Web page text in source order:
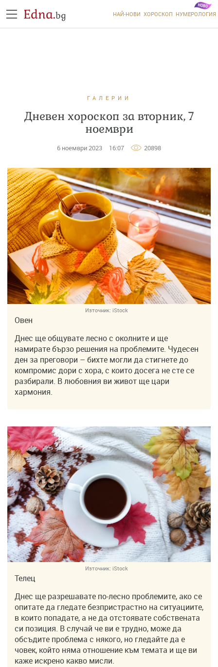
Edna.bg НАЙ-НОВИ ХОРОСКОП НУМЕРОЛОГИЯ
ГАЛЕРИИ
Дневен хороскоп за вторник, 7
ноември
6 ноември 2023 16:07 20898
Източник: iStock
Овен
Днес ще общувате лесно с околните и ще
намирате бързо решения на проблемите. Чудесен
ден за преговори – бихте могли да стигнете до
компромис дори с хора, с които досега не сте се
разбирали. В любовния ви живот ще цари
хармония.
Източник: iStock
Телец
Днес ще разрешавате по-лесно проблемите, ако се
опитате да гледате безпристрастно на ситуациите,
в които попадате, а не да отстоявате собствената
си позиция. В случай че ви е трудно, може да
обсъдите проблема с някого, но гледайте да е
човек, който няма отношение към темата и ще ви
каже искрено какво мисли.